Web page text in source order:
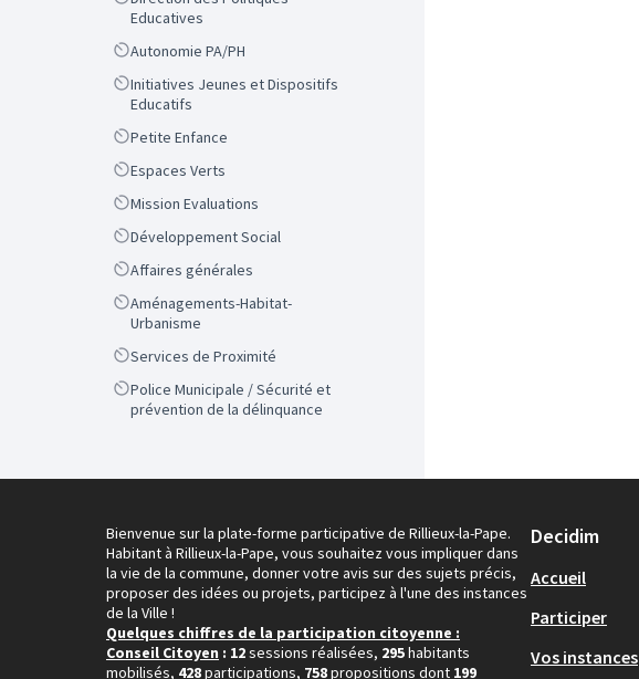
Educatives
ScopeAutonomie PA/PH
Scope
Initiatives Jeunes et Dispositifs
Educatifs
ScopePetite Enfance
ScopeEspaces Verts
ScopeMission Evaluations
ScopeDéveloppement Social
ScopeAffaires générales
Scope
Aménagements-Habitat-
Urbanisme
ScopeServices de Proximité
Scope
Police Municipale / Sécurité et
prévention de la délinquance
Bienvenue sur la plate-forme participative de Rillieux-la-Pape.
Habitant à Rillieux-la-Pape, vous souhaitez vous impliquer dans
la vie de la commune, donner votre avis sur des sujets précis,
proposer des idées ou projets, participez à l'une des instances
de la Ville !
Quelques chiffres de la participation citoyenne :
Conseil Citoyen : 12sessions réalisées, 295habitants
mobilisés, 428participations, 758propositions dont 199
Decidim
Accueil
Participer
Vos instances